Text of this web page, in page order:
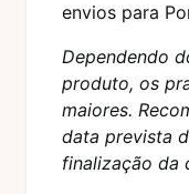
envios para
Dependendo
produto, os
maiores.
data prevista
finalização da